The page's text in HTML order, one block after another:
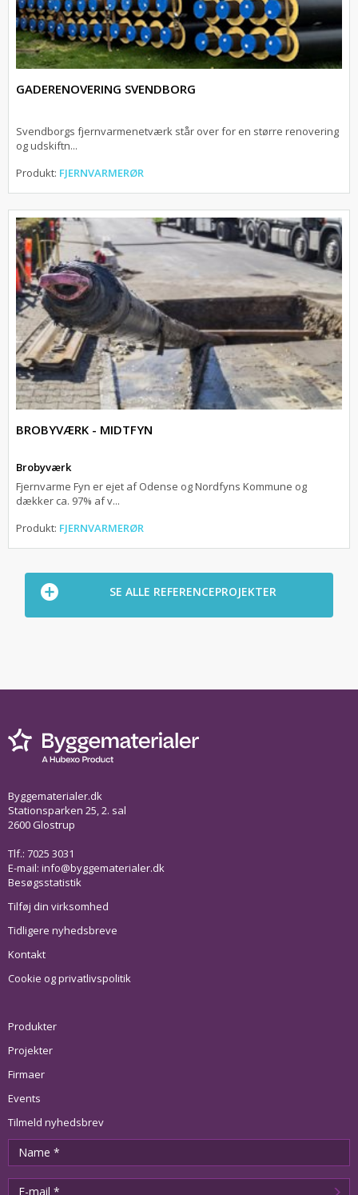
GADERENOVERING SVENDBORG
Svendborgs fjernvarmenetværk står over for en større renovering
og udskiftn...
Produkt: FJERNVARMERØR
BROBYVÆRK - MIDTFYN
Brobyværk
Fjernvarme Fyn er ejet af Odense og Nordfyns Kommune og
dækker ca. 97% af v...
Produkt: FJERNVARMERØR
SE ALLE REFERENCEPROJEKTER
Byggematerialer.dk
Stationsparken 25, 2. sal
2600 Glostrup
Tlf.: 7025 3031
E-mail: info@byggematerialer.dk
Besøgsstatistik
Tilføj din virksomhed
Tidligere nyhedsbreve
Kontakt
Cookie og privatlivspolitik
Produkter
Projekter
Firmaer
Events
Tilmeld nyhedsbrev